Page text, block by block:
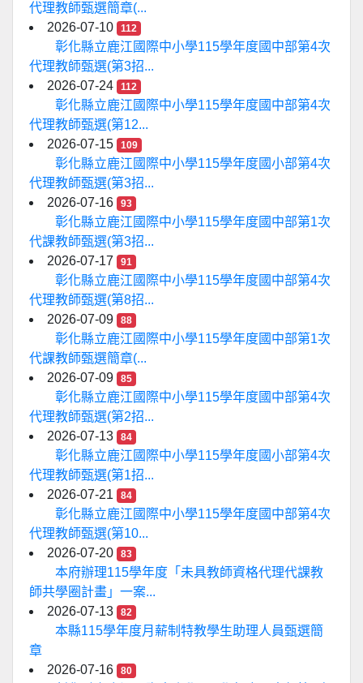
代理教師甄選簡章(...
2026-07-10
112
彰化縣立鹿江國際中小學115學年度國中部第4次
代理教師甄選(第3招...
2026-07-24
112
彰化縣立鹿江國際中小學115學年度國中部第4次
代理教師甄選(第12...
2026-07-15
109
彰化縣立鹿江國際中小學115學年度國小部第4次
代理教師甄選(第3招...
2026-07-16
93
彰化縣立鹿江國際中小學115學年度國中部第1次
代課教師甄選(第3招...
2026-07-17
91
彰化縣立鹿江國際中小學115學年度國中部第4次
代理教師甄選(第8招...
2026-07-09
88
彰化縣立鹿江國際中小學115學年度國中部第1次
代課教師甄選簡章(...
2026-07-09
85
彰化縣立鹿江國際中小學115學年度國中部第4次
代理教師甄選(第2招...
2026-07-13
84
彰化縣立鹿江國際中小學115學年度國小部第4次
代理教師甄選(第1招...
2026-07-21
84
彰化縣立鹿江國際中小學115學年度國中部第4次
代理教師甄選(第10...
2026-07-20
83
本府辦理115學年度「未具教師資格代理代課教
師共學圈計畫」一案...
2026-07-13
82
本縣115學年度月薪制特教學生助理人員甄選簡
章
2026-07-16
80